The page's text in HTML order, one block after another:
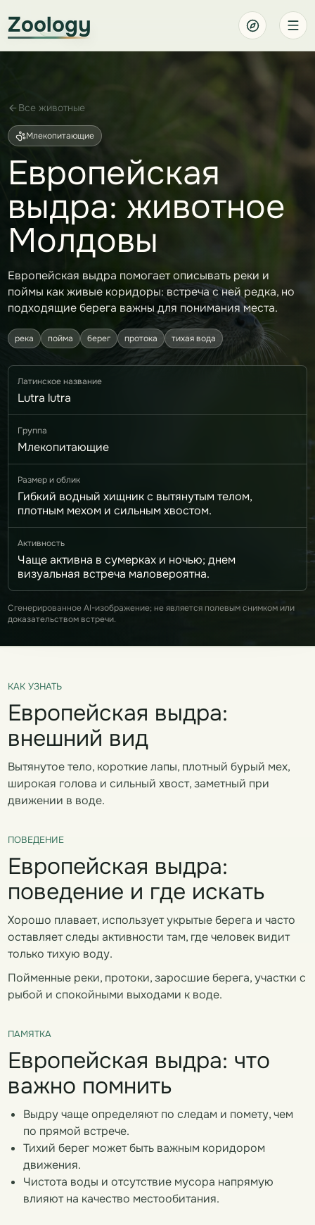
Zoology
Все животные
Млекопитающие
Европейская
выдра: животное
Молдовы
Европейская выдра помогает описывать реки и
поймы как живые коридоры: встреча с ней редка, но
подходящие берега важны для понимания места.
река пойма берег протока тихая вода
Латинское название
Lutra lutra
Группа
Млекопитающие
Размер и облик
Гибкий водный хищник с вытянутым телом,
плотным мехом и сильным хвостом.
Активность
Чаще активна в сумерках и ночью; днем
визуальная встреча маловероятна.
Сгенерированное AI-изображение; не является полевым снимком или
доказательством встречи.
КАК УЗНАТЬ
Европейская выдра:
внешний вид
Вытянутое тело, короткие лапы, плотный бурый мех,
широкая голова и сильный хвост, заметный при
движении в воде.
ПОВЕДЕНИЕ
Европейская выдра:
поведение и где искать
Хорошо плавает, использует укрытые берега и часто
оставляет следы активности там, где человек видит
только тихую воду.
Пойменные реки, протоки, заросшие берега, участки с
рыбой и спокойными выходами к воде.
ПАМЯТКА
Европейская выдра: что
важно помнить
Выдру чаще определяют по следам и помету, чем
по прямой встрече.
Тихий берег может быть важным коридором
движения.
Чистота воды и отсутствие мусора напрямую
влияют на качество местообитания.